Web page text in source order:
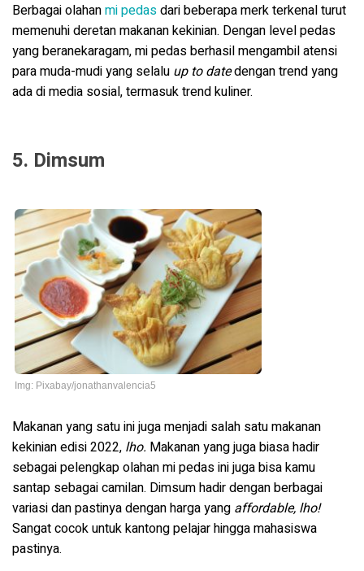
Berbagai olahanmi pedasdari beberapa merk terkenal turut
memenuhi deretan makanan kekinian. Dengan level pedas
yang beranekaragam, mi pedas berhasil mengambil atensi
para muda-mudi yang selalu up to datedengan trend yang
ada di media sosial, termasuk trend kuliner.
5. Dimsum
Img: Pixabay/jonathanvalencia5
Makanan yang satu ini juga menjadi salah satu makanan
kekinian edisi 2022, lho. Makanan yang juga biasa hadir
sebagai pelengkap olahan mi pedas ini juga bisa kamu
santap sebagai camilan. Dimsum hadir dengan berbagai
variasi dan pastinya dengan harga yang affordable, lho!
Sangat cocok untuk kantong pelajar hingga mahasiswa
pastinya.